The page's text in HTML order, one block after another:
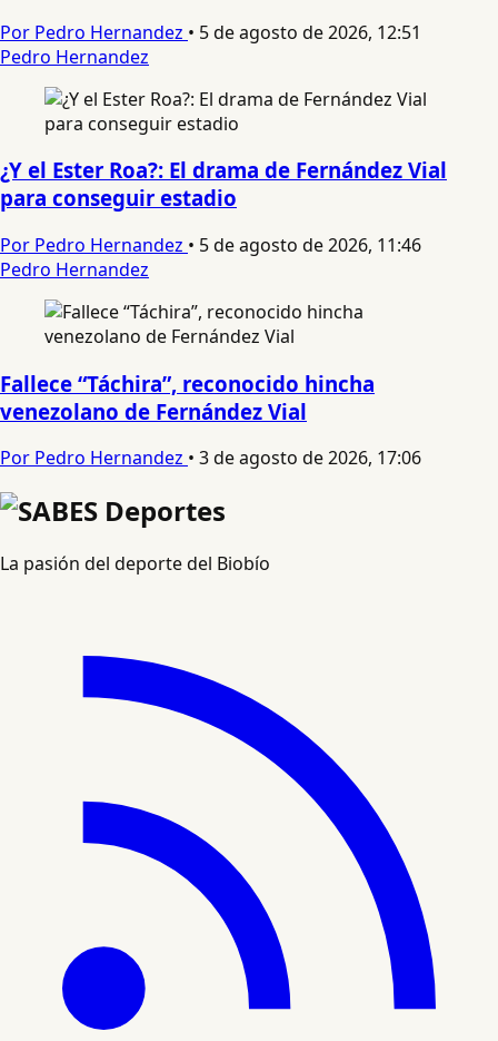
Por Pedro Hernandez • 5 de agosto de 2026, 12:51
Pedro Hernandez
¿Y el Ester Roa?: El drama de Fernández Vial
para conseguir estadio
Por Pedro Hernandez • 5 de agosto de 2026, 11:46
Pedro Hernandez
Fallece “Táchira”, reconocido hincha
venezolano de Fernández Vial
Por Pedro Hernandez • 3 de agosto de 2026, 17:06
La pasión del deporte del Biobío